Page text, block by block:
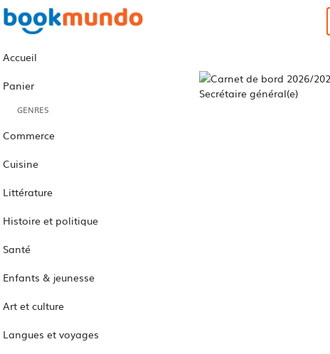
Accueil
Panier
GENRES
Commerce
Cuisine
Littérature
Histoire et politique
Santé
Enfants & jeunesse
Art et culture
Langues et voyages